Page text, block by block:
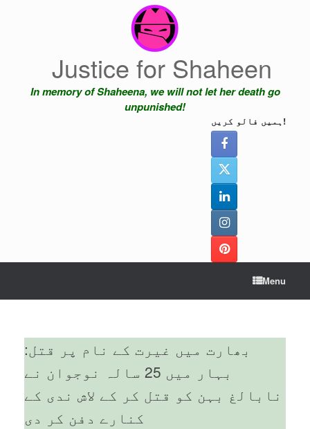
Justice for Shaheen
In memory of Shaheena, we will not let her death go
unpunished!
ہمیں فالو کریں!
Menu
بھارت میں غیرت کے نام پر قتل:
بہار میں 25 سالہ نوجوان نے
نابالغ بہن کو قتل کر کے لاش ندی کے
کنارے دفن کر دی